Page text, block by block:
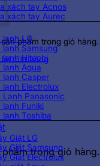
phẩm trong giỏ hàng.
lại cửa hàng
trong giỏ hàng.
xách tay Acnos
xách tay Aurec
lạnh LG
lạnh Samsung
lạnh Hitachi
lạnh Aqua
lạnh Casper
lạnh Electrolux
Lạnh Panasonic
lạnh Funiki
lạnh Toshiba
Giặt LG
Giặt Samsung
Giặt Electrolux